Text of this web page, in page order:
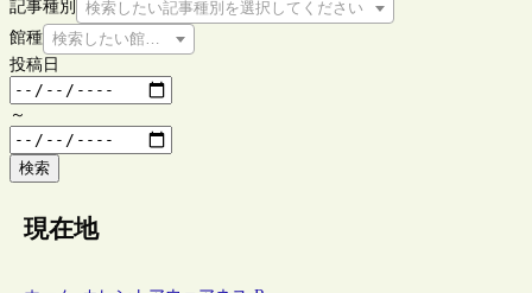
記事種別
検索したい記事種別を選択してください
館種 検索したい館種を選択してください
投稿日
～
検索
現在地